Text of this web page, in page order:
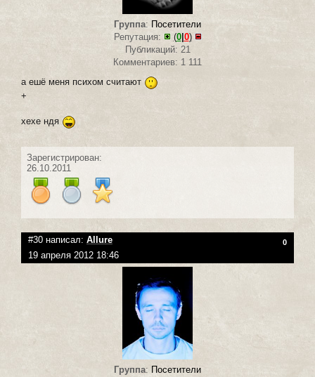
Группа: Посетители
Репутация:
(0|0)
Публикаций: 21
Комментариев: 1 111
а ешё меня психом считают
+
хехе ндя
Зарегистрирован:
26.10.2011
#30 написал: Allure 0
19 апреля 2012 18:46
Группа: Посетители